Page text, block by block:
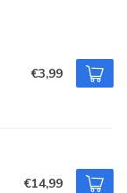
€3,99
€14,99